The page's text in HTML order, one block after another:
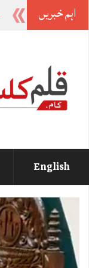
اہم خبریں
English